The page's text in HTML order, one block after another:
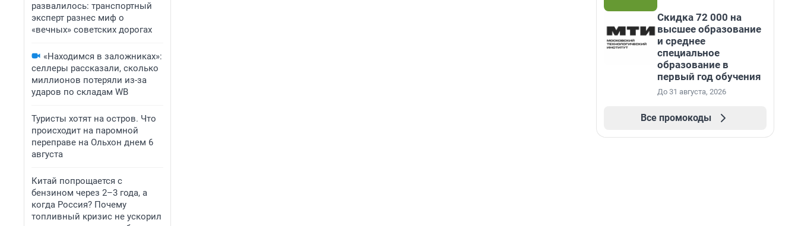
развалилось: транспортный
эксперт разнес миф о
«вечных» советских дорогах
«Находимся в заложниках»:
селлеры рассказали, сколько
миллионов потеряли из-за
ударов по складам WB
Туристы хотят на остров. Что
происходит на паромной
переправе на Ольхон днем 6
августа
Китай попрощается с
бензином через 2–3 года, а
когда Россия? Почему
топливный кризис не ускорил
Скидка 72 000 на
высшее образование
и среднее
специальное
образование в
первый год обучения
До 31 августа, 2026
Все промокоды